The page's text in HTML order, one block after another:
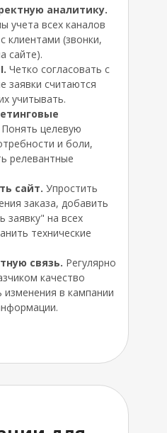
аналитику.
учета всех каналов
клиентами (звонки,
сайте).
Четко согласовать с
заявки считаются
учитывать.
Понять целевую
и боли,
релевантные
сайт. Упростить
заказа, добавить
на всех
технические
связь. Регулярно
качество
изменения в кампании
данных
Блог
Наши работы